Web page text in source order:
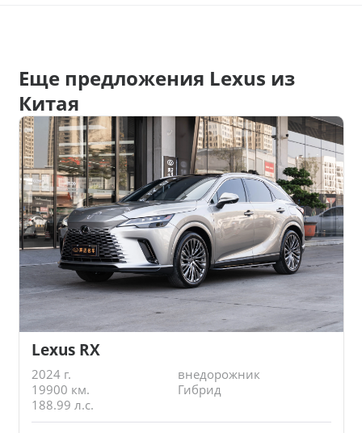
Еще предложения Lexus из
Китая
Lexus RX
2024 г.
внедорожник
19900 км.
Гибрид
188.99 л.с.